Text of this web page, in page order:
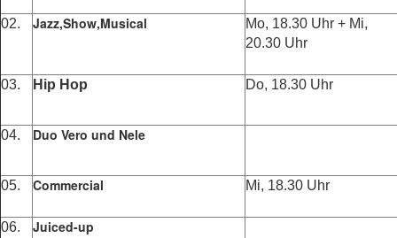
02. Jazz,Show,Musical
Mo, 18.30 Uhr + Mi,
20.30 Uhr
03. Hip Hop Do, 18.30 Uhr
04. Duo Vero und Nele
05. Commercial Mi, 18.30 Uhr
06. Juiced-up